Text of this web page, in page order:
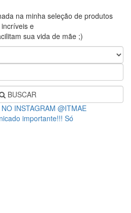
na minha seleção de produtos
incríveis e
sua vida de mãe ;)
BUSCAR
INSTAGRAM @ITMAE
importante!!! Só